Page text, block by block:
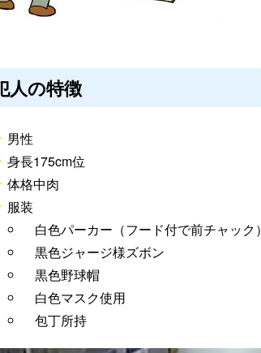
人の特徴
男性
身長175cm位
体格中肉
服装
白色パーカー（フード付で前チャック）
黒色ジャージ様ズボン
黒色野球帽
白色マスク使用
包丁所持